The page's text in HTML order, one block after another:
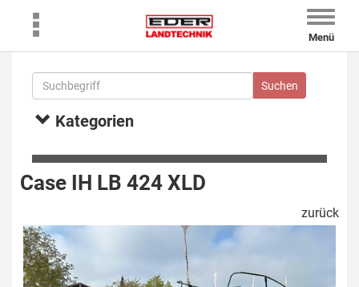
Toggle
Menü
Kategorien
Case IH LB 424 XLD
zurück